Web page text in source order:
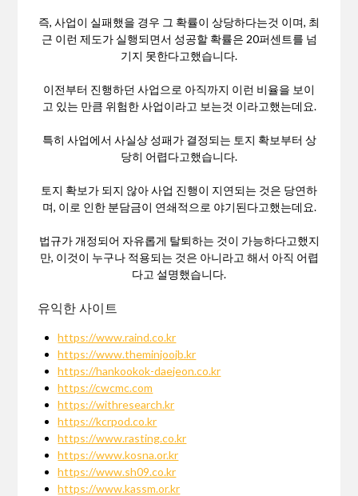
즉, 사업이 실패했을 경우 그 확률이 상당하다는것 이며, 최
근 이런 제도가 실행되면서 성공할 확률은 20퍼센트를 넘
기지 못한다고했습니다.
이전부터 진행하던 사업으로 아직까지 이런 비율을 보이
고 있는 만큼 위험한 사업이라고 보는것 이라고했는데요.
특히 사업에서 사실상 성패가 결정되는 토지 확보부터 상
당히 어렵다고했습니다.
토지 확보가 되지 않아 사업 진행이 지연되는 것은 당연하
며, 이로 인한 분담금이 연쇄적으로 야기된다고했는데요.
법규가 개정되어 자유롭게 탈퇴하는 것이 가능하다고했지
만, 이것이 누구나 적용되는 것은 아니라고 해서 아직 어렵
다고 설명했습니다.
유익한 사이트
https://www.raind.co.kr
https://www.theminjoojb.kr
https://hankookok-daejeon.co.kr
https://cwcmc.com
https://withresearch.kr
https://kcrpod.co.kr
https://www.rasting.co.kr
https://www.kosna.or.kr
https://www.sh09.co.kr
https://www.kassm.or.kr